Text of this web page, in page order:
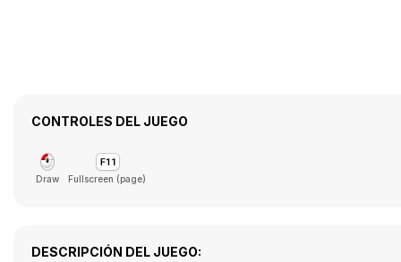
CONTROLES DEL JUEGO
Draw Fullscreen (page)
DESCRIPCIÓN DEL JUEGO: